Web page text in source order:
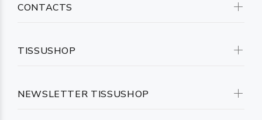
NEWSLETTER TISSUSHOP
CONTACTS
TISSUSHOP